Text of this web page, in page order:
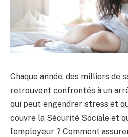
Chaque année, des milliers de
retrouvent confrontés à un
qui peut engendrer stress et
couvre la Sécurité Sociale et
l’employeur ? Comment